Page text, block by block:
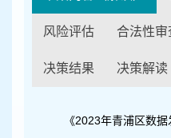
风险评估 合法性审
决策结果 决策解读
《2023年青浦区数